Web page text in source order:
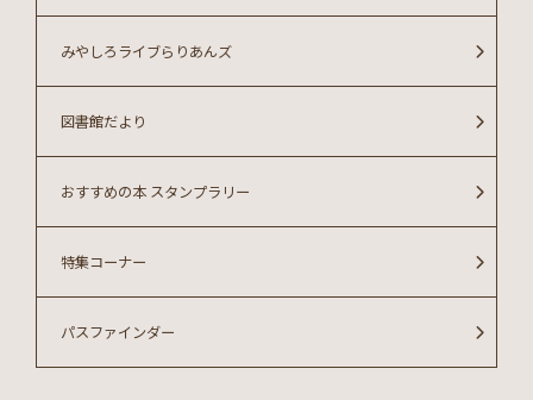
みやしろライブらりあんズ
図書館だより
おすすめの本 スタンプラリー
特集コーナー
パスファインダー